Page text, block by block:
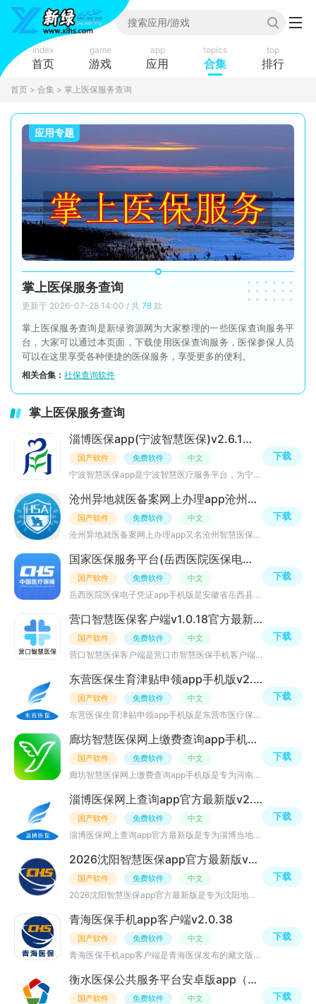
index
首页
game
游戏
app
应用
topics
合集
top
排行
首页 > 合集 > 掌上医保服务查询
应用专题
掌上医保服务查询
更新于 2026-07-28 14:00 / 共 78 款
掌上医保服务查询是新绿资源网为大家整理的一些医保查询服务平
台，大家可以通过本页面，下载使用医保查询服务，医保参保人员
可以在这里享受各种便捷的医保服务，享受更多的便利。
相关合集： 社保查询软件
掌上医保服务查询
淄博医保app(宁波智慧医保)v2.6.1最新版
国产软件 免费软件 中文
宁波智慧医保app是宁波智慧医疗服务平台，为宁波市民提供医疗参保服务，你可以随时查询你的账户，线上缴费，
下载
沧州异地就医备案网上办理app沧州智慧医保v1.0安卓移动端
国产软件 免费软件 中文
沧州异地就医备案网上办理app又名沧州智慧医保app，是专为沧州地区的参保用户打造的智慧医保服务平台，用户
下载
国家医保服务平台(岳西医院医保电子凭证app手机版)v1.1.7安卓版
国产软件 免费软件 中文
岳西医院医保电子凭证app手机版是安徽省岳西县医保局专为当地居民重点推出的一款岳西医院医保电子凭证app，
下载
营口智慧医保客户端v1.0.18官方最新版
国产软件 免费软件 中文
营口智慧医保客户端是营口市智慧医保手机客户端APP，集合了就医购药、账户查询、参保信息、消费查询等多种功
下载
东营医保生育津贴申领app手机版v2.9.3.6安卓版
国产软件 免费软件 中文
东营医保生育津贴申领app手机版是东营市医疗保障局官方专为当地居民重点出品的东营智慧医保服务平台，提供参
下载
廊坊智慧医保网上缴费查询app手机版v2.9.1安卓版
国产软件 免费软件 中文
廊坊智慧医保网上缴费查询app手机版是专为河南省廊坊市的广大参保用户开发的廊坊医保网上缴费平台，用户在家
下载
淄博医保网上查询app官方最新版v2.9.3.6安卓版
国产软件 免费软件 中文
淄博医保网上查询app官方最新版是专为淄博当地居民打造的淄博医保网上服务大厅，主要为当地参保用户提供医保
下载
2026沈阳智慧医保app官方最新版v3.3.12安卓版
国产软件 免费软件 中文
2026沈阳智慧医保app官方最新版是专为沈阳地区的民众朋友们开发的掌上医保服务平台，用户可以通过本软件在线
下载
青海医保手机app客户端v2.0.38
国产软件 免费软件 中文
青海医保手机app客户端是青海医保发布的藏文版app，藏族参保人员可通过青海医保APP切换藏语版本进行个人参保
下载
衡水医保公共服务平台安卓版app（衡水医保）v1.0.10安卓版
国产软件 免费软件 中文 下载